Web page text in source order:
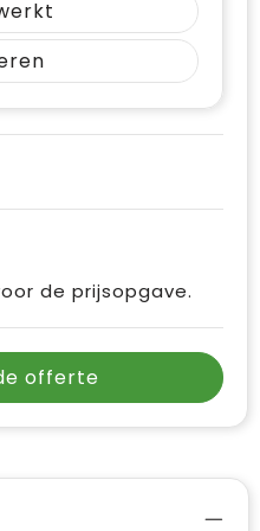
de prijsopgave.
offerte